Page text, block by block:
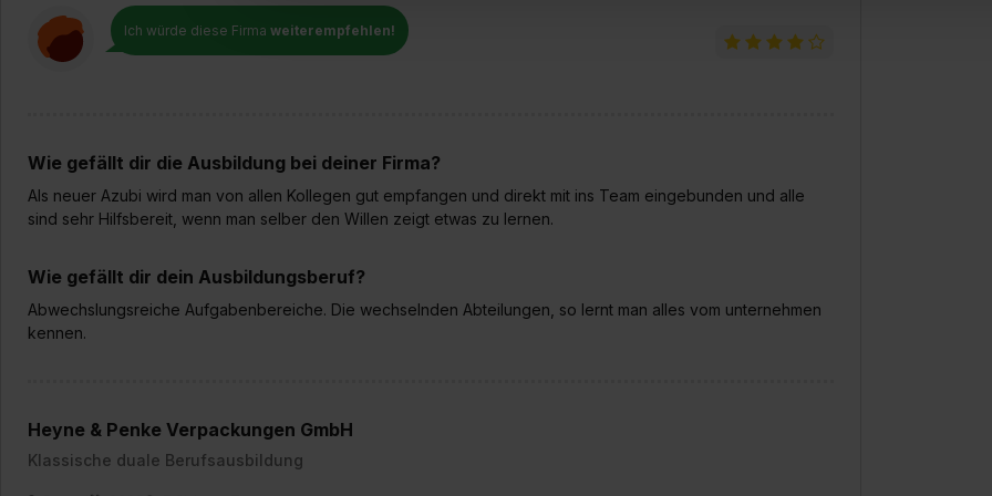
Einwilligung zur Platzierung von Cookies der Kategorien „Präferenzen“, „Statistiken“ und
umfasst hierbei die Einwilligung zur Übermittlung deiner Daten in die USA (Art. 49 Abs. 1 S. 1
Ich würde diese Firma weiterempfehlen!
Wie gefällt dir die Ausbildung bei deiner Firma?
Als neuer Azubi wird man von allen Kollegen gut empfangen und direkt mit ins Team eingebunden und alle
sind sehr Hilfsbereit, wenn man selber den Willen zeigt etwas zu lernen.
Wie gefällt dir dein Ausbildungsberuf?
Abwechslungsreiche Aufgabenbereiche. Die wechselnden Abteilungen, so lernt man alles vom unternehmen
kennen.
Heyne & Penke Verpackungen GmbH
Klassische duale Berufsausbildung